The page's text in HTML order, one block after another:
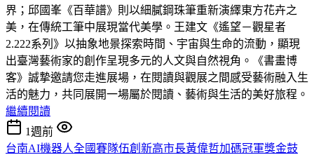
界；邱國峯《百華譜》則以細膩鋼珠筆重新演繹東方花卉之
美，在傳統工筆中展現當代美學。王建文《遙望－觀星者
2.222系列》以抽象地景探索時間、宇宙與生命的流動，顯現
出臺灣藝術家的創作呈現多元的人文與自然視角。《書畫博
客》誠摯邀請您走進展場，在閱讀與觀展之間感受藝術融入生
活的魅力，共同展開一場屬於閱讀、藝術與生活的美好旅程。
繼續閱讀
1週前
台南AI機器人全國賽隊伍創新高市長黃偉哲加碼冠軍獎金鼓